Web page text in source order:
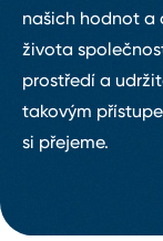
našich hodnot a
života
prostředí a
takovým
si přejeme.